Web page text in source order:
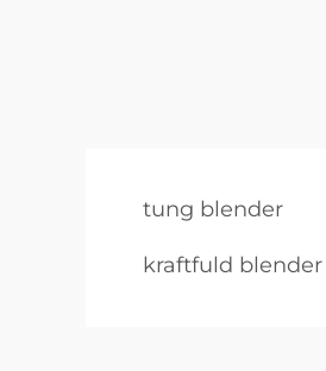
tung blender
kraftfuld